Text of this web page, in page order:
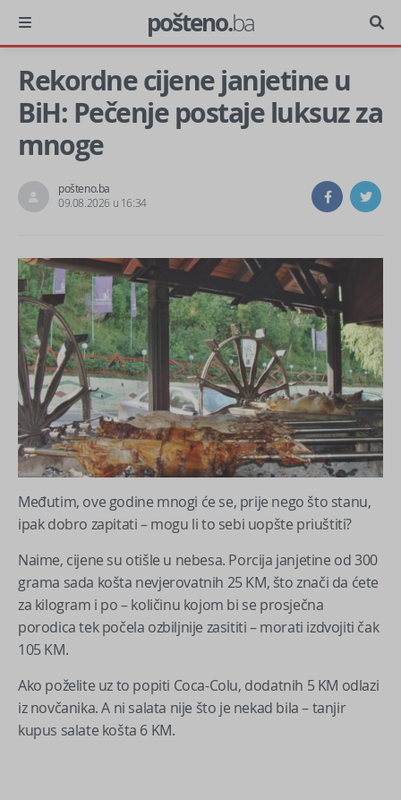
pošteno.ba
Rekordne cijene janjetine u
BiH: Pečenje postaje luksuz za
mnoge
pošteno.ba
09.08.2026 u 16:34
Međutim, ove godine mnogi će se, prije nego što stanu,
ipak dobro zapitati – mogu li to sebi uopšte priuštiti?
Naime, cijene su otišle u nebesa. Porcija janjetine od 300
grama sada košta nevjerovatnih 25 KM, što znači da ćete
za kilogram i po – količinu kojom bi se prosječna
porodica tek počela ozbiljnije zasititi – morati izdvojiti čak
105 KM.
Ako poželite uz to popiti Coca-Colu, dodatnih 5 KM odlazi
iz novčanika. A ni salata nije što je nekad bila – tanjir
kupus salate košta 6 KM.